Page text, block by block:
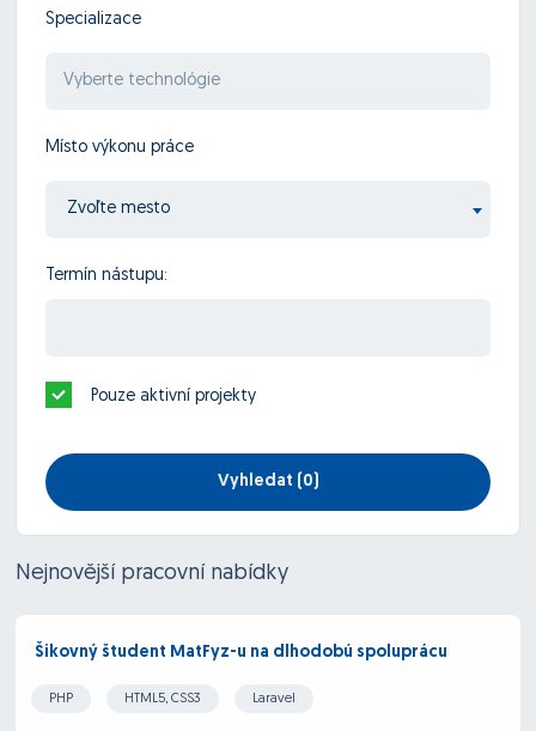
Specializace
Místo výkonu práce
Zvoľte mesto
Termín nástupu:
Pouze aktivní projekty
Vyhledat (0)
Nejnovější pracovní nabídky
Šikovný študent MatFyz-u na dlhodobú spoluprácu
PHP HTML5, CSS3 Laravel